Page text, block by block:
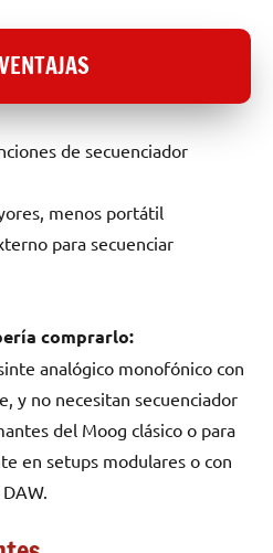
de secuenciador
menos portátil
para secuenciar
comprarlo:
analógico monofónico con
y no necesitan secuenciador
del Moog clásico o para
en setups modulares o con
DAW.